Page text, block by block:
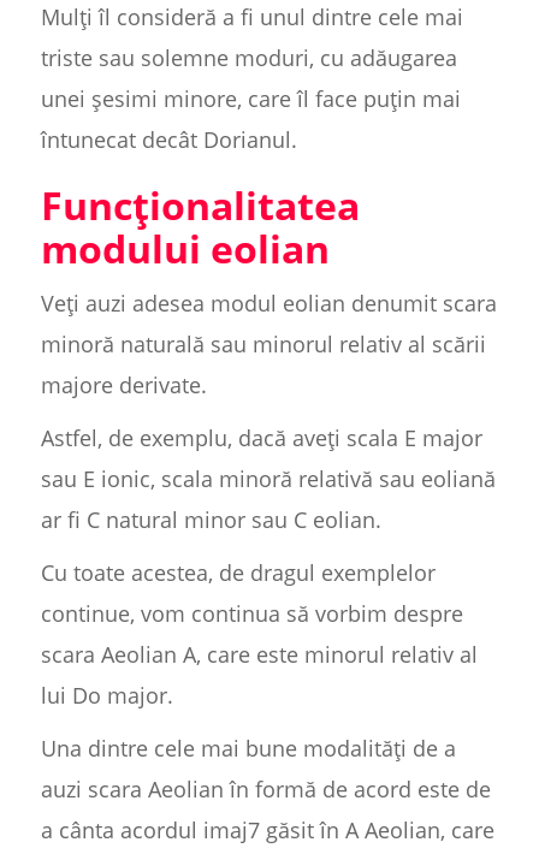
Mulți îl consideră a fi unul dintre cele mai
triste sau solemne moduri, cu adăugarea
unei șesimi minore, care îl face puțin mai
întunecat decât Dorianul.
Funcționalitatea
modului eolian
Veți auzi adesea modul eolian denumit scara
minoră naturală sau minorul relativ al scării
majore derivate.
Astfel, de exemplu, dacă aveți scala E major
sau E ionic, scala minoră relativă sau eoliană
ar fi C natural minor sau C eolian.
Cu toate acestea, de dragul exemplelor
continue, vom continua să vorbim despre
scara Aeolian A, care este minorul relativ al
lui Do major.
Una dintre cele mai bune modalități de a
auzi scara Aeolian în formă de acord este de
a cânta acordul imaj7 găsit în A Aeolian, care